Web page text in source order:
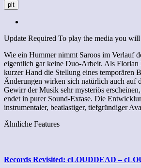
plt
Update Required To play the media you will
Wie ein Hummer nimmt Saroos im Verlauf
eigentlich gar keine Duo-Arbeit. Als Florian
kurzer Hand die Stellung eines temporären
Änderungen wirken sich natürlich auch auf
Gewirr der Musik sehr mysteriös
endet in purer Sound-Extase. Die
instrumentaler, beatlastiger, tiefgründiger
Ähnliche Features
Records Revisited: cLOUDDEAD –